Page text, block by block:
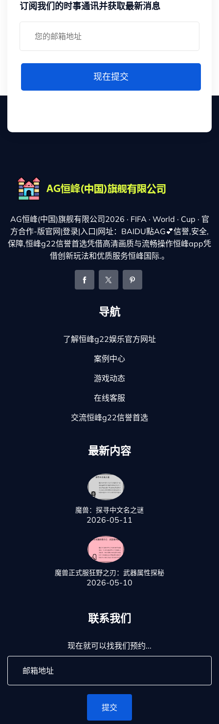
订阅我们的时事通讯并获取最新消息
现在提交
AG恒峰(中国)旗舰有限公司2026 · FIFA · World · Cup · 官
方合作-版官网|登录|入口|网址：BAIDU點AG💕信誉,安全,
保障,恒峰g22信誉首选凭借高清画质与流畅操作恒峰app凭
借创新玩法和优质服务恒峰国际.。
导航
了解恒峰g22娱乐官方网址
案例中心
游戏动态
在线客服
交流恒峰g22信誉首选
最新内容
魔兽：探寻中文名之谜
2026-05-11
魔兽正式服狂野之刃：武器属性探秘
2026-05-10
联系我们
现在就可以找我们预约...
提交